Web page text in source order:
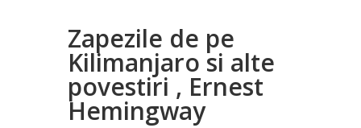
Zapezile de pe
Kilimanjaro si alte
povestiri , Ernest
Hemingway